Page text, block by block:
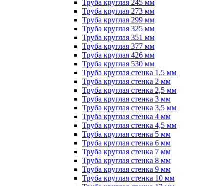
Труба круглая 245 мм
Труба круглая 273 мм
Труба круглая 299 мм
Труба круглая 325 мм
Труба круглая 351 мм
Труба круглая 377 мм
Труба круглая 426 мм
Труба круглая 530 мм
Труба круглая стенка 1,5 мм
Труба круглая стенка 2 мм
Труба круглая стенка 2,5 мм
Труба круглая стенка 3 мм
Труба круглая стенка 3,5 мм
Труба круглая стенка 4 мм
Труба круглая стенка 4,5 мм
Труба круглая стенка 5 мм
Труба круглая стенка 6 мм
Труба круглая стенка 7 мм
Труба круглая стенка 8 мм
Труба круглая стенка 9 мм
Труба круглая стенка 10 мм